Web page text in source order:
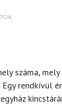
száma,
rendkívül